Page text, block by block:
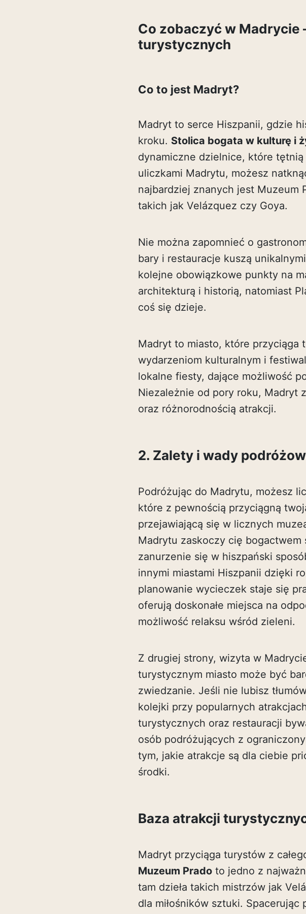
Co zobaczyć w Madrycie
turystycznych
Co to jest Madryt?
Madryt to serce Hiszpanii, gdzie
kroku. Stolica bogata w kulturę i
dynamiczne dzielnice, które
uliczkami Madrytu, możesz
najbardziej znanych jest Muzeum
takich jak Velázquez czy Goya.
Nie można zapomnieć o
bary i restauracje kuszą
kolejne obowiązkowe punkty na
architekturą i historią, natomiast
coś się dzieje.
Madryt to miasto, które przyciąga
wydarzeniom kulturalnym i
lokalne fiesty, dające możliwość
Niezależnie od pory roku, Madryt
oraz różnorodnością atrakcji.
2. Zalety i wady
Podróżując do Madrytu, możesz
które z pewnością przyciągną
przejawiającą się w licznych
Madrytu zaskoczy cię bogactwem
zanurzenie się w hiszpański
innymi miastami Hiszpanii dzięki
planowanie wycieczek staje się
oferują doskonałe miejsca na
możliwość relaksu wśród zieleni.
Z drugiej strony, wizyta w
turystycznym miasto może być
zwiedzanie. Jeśli nie lubisz
kolejki przy popularnych
turystycznych oraz restauracji
osób podróżujących z
tym, jakie atrakcje są dla ciebie
środki.
Baza atrakcji
Madryt przyciąga turystów z
Muzeum Prado to jedno z
tam dzieła takich mistrzów jak
dla miłośników sztuki.